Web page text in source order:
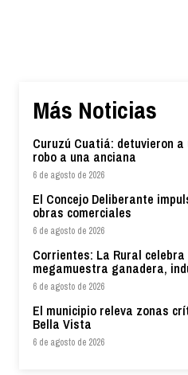
Más Noticias
Curuzú Cuatiá: detuvieron
robo a una anciana
6 de agosto de 2026
El Concejo Deliberante
obras comerciales
6 de agosto de 2026
Corrientes: La Rural celebra
megamuestra ganadera,
6 de agosto de 2026
El municipio releva zonas
Bella Vista
6 de agosto de 2026